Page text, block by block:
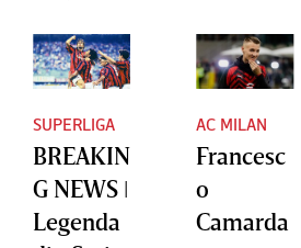
SUPERLIGA
BREAKIN
G NEWS ǀ
Legenda
AC MILAN
Francesc
o
Camarda